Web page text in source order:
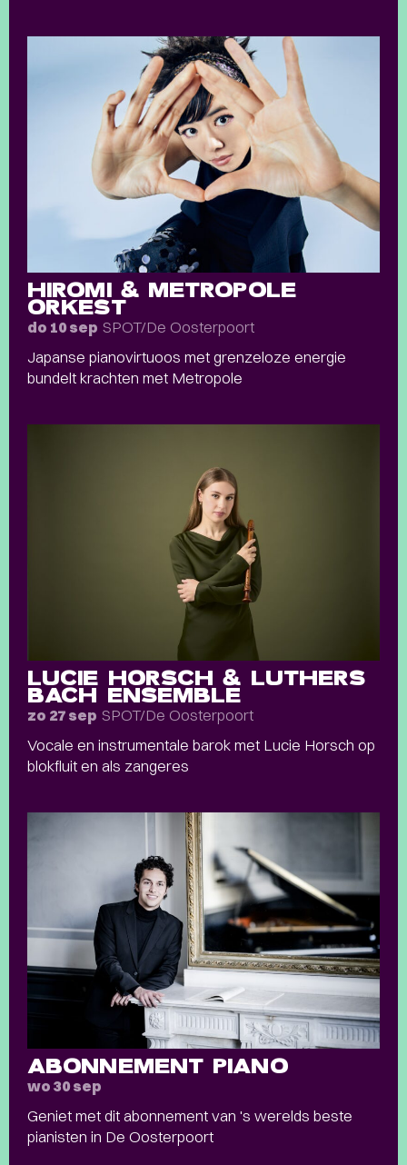
HIROMI & METROPOLE
ORKEST
do 10 sep SPOT/De Oosterpoort
Japanse pianovirtuoos met grenzeloze energie
bundelt krachten met Metropole
LUCIE HORSCH & LUTHERS
BACH ENSEMBLE
zo 27 sep SPOT/De Oosterpoort
Vocale en instrumentale barok met Lucie Horsch op
blokfluit en als zangeres
ABONNEMENT PIANO
wo 30 sep
Geniet met dit abonnement van 's werelds beste
pianisten in De Oosterpoort